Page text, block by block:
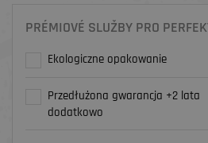
PRÉMIOVÉ SLUŽBY PRO
Ekologiczne opakowanie
Przedłużona gwarancja +2 lata
dodatkowo